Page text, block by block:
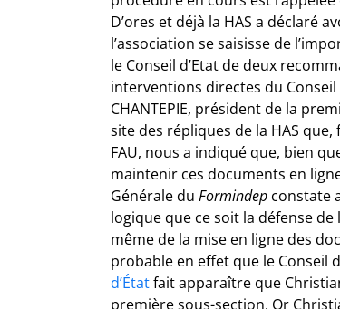
D’ores et déjà la HAS a déclaré
l’association se saisisse de
le Conseil d’Etat de deux
interventions directes du
CHANTEPIE, président de la
site des répliques de la HAS
FAU, nous a indiqué que, bien
maintenir ces documents en
Générale du Formindep constate
logique que ce soit la défense
même de la mise en ligne des
probable en effet que le Conseil
d’Étatfait apparaître que
première sous-section. Or